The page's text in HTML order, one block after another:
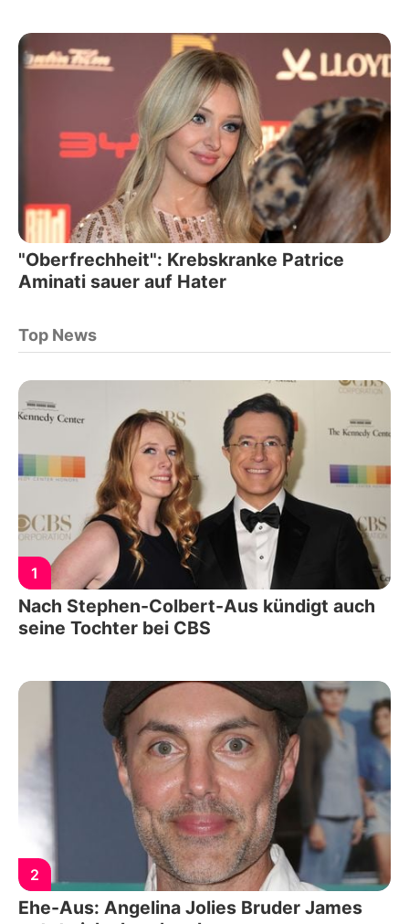
"Oberfrechheit": Krebskranke Patrice
Aminati sauer auf Hater
Top News
1
Nach Stephen-Colbert-Aus kündigt auch
seine Tochter bei CBS
2
Ehe-Aus: Angelina Jolies Bruder James